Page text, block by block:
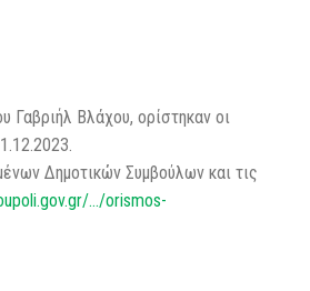
Βλάχου, ορίστηκαν οι
Δημοτικών Συμβούλων και τις
…/orismos-